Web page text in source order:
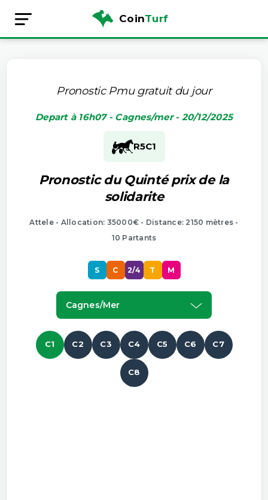
CoinTurf
Pronostic Pmu gratuit du jour
Depart à 16h07 - Cagnes/mer - 20/12/2025
R5C1
Pronostic du Quinté prix de la
solidarite
Attele - Allocation: 35000€ - Distance: 2150 mètres -
10 Partants
S C 2/4 T M
Cagnes/mer
C1 C2 C3 C4 C5 C6 C7
C8